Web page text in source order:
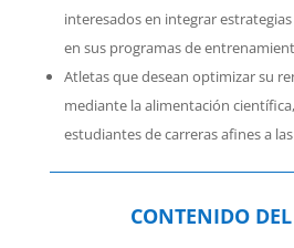
interesados en integrar
en sus programas de
Atletas que desean optimizar su
mediante la alimentación
estudiantes de carreras afines a
CONTENIDO